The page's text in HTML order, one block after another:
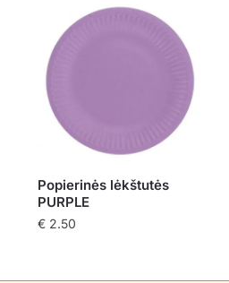
Popierinės lėkštutės
PURPLE
€2.50